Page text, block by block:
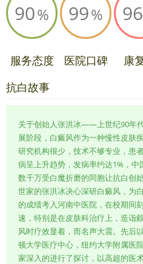
90
服务态度
99
医院口碑
96
康
抗白故事
关于创始人张洪冰——上世纪90年
展阶段，白癜风作为一种慢性皮肤
研究机构很少，技术不够专业，患
病呈上升趋势，发病率约达1%，
数千万受白魔折磨的同胞让抗白创
世家的张洪冰决心深研白癜风，为
的成绩考入河南中医院，在校期间
速，特别是在皮肤科治疗上，造诣
风时疗效显着，而名声大震。先后
顿大学医疗中心，纽约大学附属医
家深入的进行了探讨，以高超的医